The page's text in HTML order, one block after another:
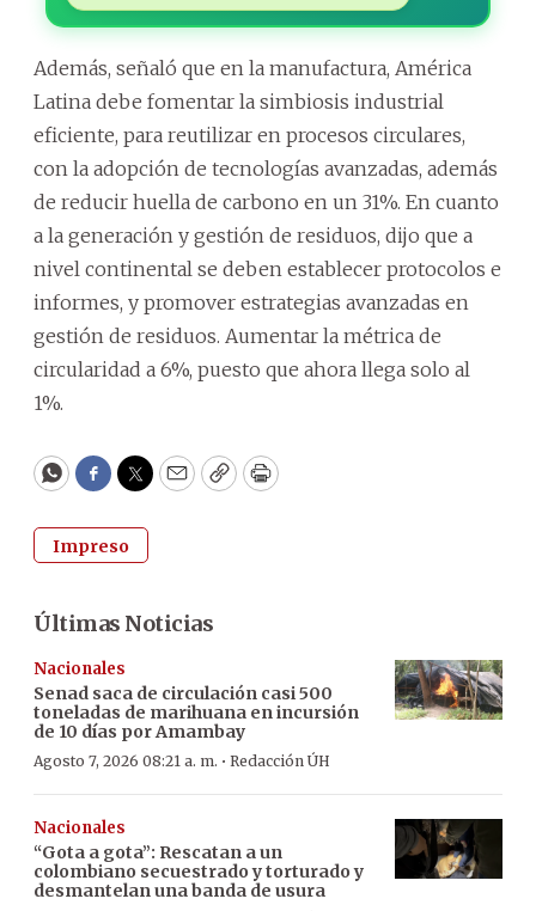
Además, señaló que en la manufactura, América
Latina debe fomentar la simbiosis industrial
eficiente, para reutilizar en procesos circulares,
con la adopción de tecnologías avanzadas, además
de reducir huella de carbono en un 31%. En cuanto
a la generación y gestión de residuos, dijo que a
nivel continental se deben establecer protocolos e
informes, y promover estrategias avanzadas en
gestión de residuos. Aumentar la métrica de
circularidad a 6%, puesto que ahora llega solo al
1%.
WhatsApp
Facebook
Twitter
EmailCopyPrint
Impreso
Últimas Noticias
Nacionales
Senad saca de circulación casi 500
toneladas de marihuana en incursión
de 10 días por Amambay
Agosto 7, 2026 08:21 a. m. · Redacción ÚH
Nacionales
“Gota a gota”: Rescatan a un
colombiano secuestrado y torturado y
desmantelan una banda de usura